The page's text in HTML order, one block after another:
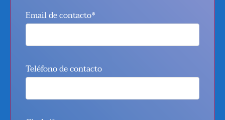
Email de contacto*
Teléfono de contacto